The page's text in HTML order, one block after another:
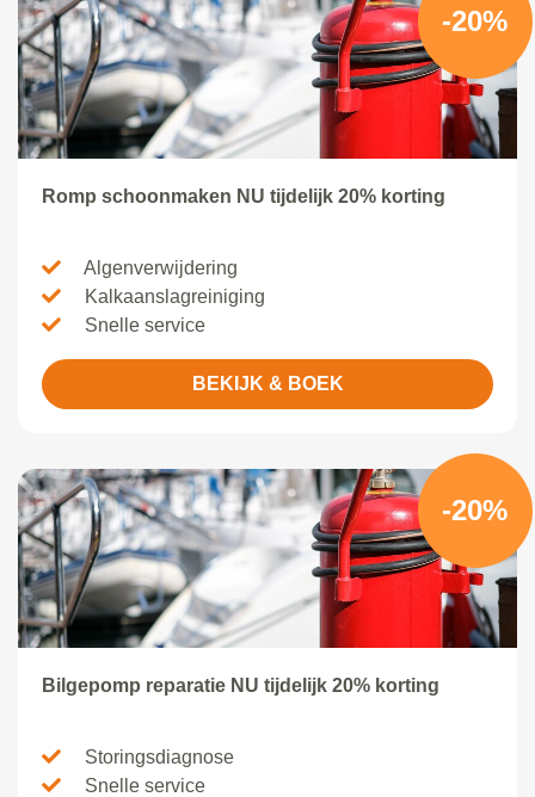
-20%
Romp schoonmaken NU tijdelijk 20% korting
Algenverwijdering
Kalkaanslagreiniging
Snelle service
BEKIJK & BOEK
-20%
Bilgepomp reparatie NU tijdelijk 20% korting
Storingsdiagnose
Snelle service